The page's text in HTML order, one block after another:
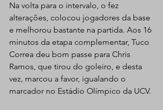
Na volta para o intervalo, o fez
alterações, colocou jogadores da base
e melhorou bastante na partida. Aos 16
minutos da etapa complementar, Tuco
Correa deu bom passe para Chris
Ramos, que tirou do goleiro, e desta
vez, marcou a favor, igualando o
marcador no Estádio Olímpico da UCV.